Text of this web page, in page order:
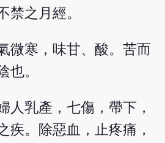
禁之月經。
微寒，味甘、酸。苦而
也。
人乳產，七傷，帶下，
疾。除惡血，止疼痛，